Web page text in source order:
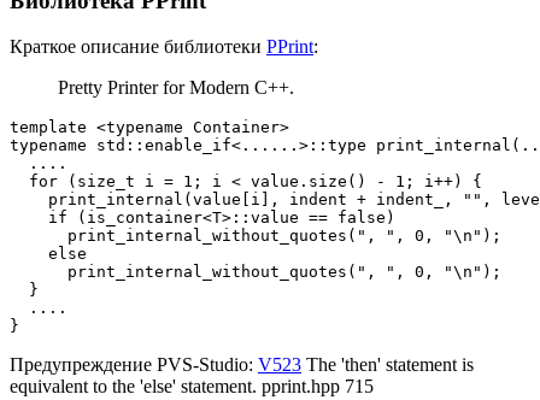
Краткое описание библиотеки PPrint:
Pretty Printer for Modern C++.
template <typename Container>
typename std::enable_if<......>::type
  ....
  for (size_t i = 1; i < value.size() - 1; i++) {
print_internal(value[i], indent + indent_, "",
    if (is_container<T>::value == false)
      print_internal_without_quotes(", ", 0, "\n");
    else
      print_internal_without_quotes(", ", 0, "\n");
  }
  ....
}
Предупреждение PVS-Studio: V523 The 'then' statement is
equivalent to the 'else' statement. pprint.hpp 715